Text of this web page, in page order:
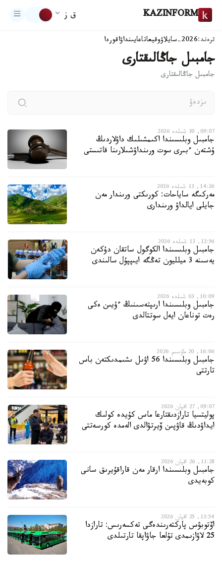
KAZINFORM ق ز
ترەند:2026-سايلاۋ وقيعاتاعايىنداۋاقوردا
جامبىل جاڭالىقتارى
جامبىل جاڭالىقتارى
09:07, 30 شىلدە 2026
جامبىل وبلىسىندا اكىمشىلىك داۋلاردىڭ
ۇشتەن ءبىرى سوت ورىنداۋشىلارىنا قاتىستى
14:26, 13 شىلدە 2026
مەركىگە ساياحات: كورىكتى ورىندار مەن
جايلى ايالداۋ ورىندارى
12:56, 13 شىلدە 2026
جامبىل وبلىسىندا الكوگول ساتقان دۇكەن
يەسىنە 3 ميلليون تەڭگە ايىپپۇل سالىندى
10:09, 03 شىلدە 2026
جامبىل وبلىسىندا ارىپتەسىنىڭ ءۇيىن ەكى
رەت توناعان ايەل سوتتالدى
16:06, 20 ماۋسىم 2026
جامبىل وبلىسىندا 56 اۋىل ىشىمدىكتەن باس
تارتتى
09:07, 27 اقپان 2026
پوليتسيا تارازدىقتارعا ماس كۇيدە كولىك
ايداۋدىڭ قاۋپىن ۆيرتۋالدى الەمدە كورسەتتى
11:28, 26 اقپان 2026
جامبىل وبلىسىندا ارقار مەن قاراقۇيرىق سانى
كوبەيدى
13:54, 25 اقپان 2026
اۆتوبۋس پاركتەرىندەگى تەكسەرىس: تارازدا
25 لاۋازىمدى تۇلعا جاۋاپقا تارتىلدى